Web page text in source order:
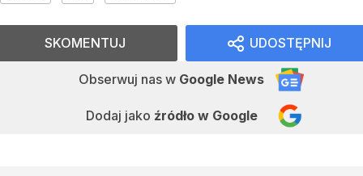
UDOSTĘPNIJ
Obserwuj nas w Google News
Dodaj jako źródło w Google
SKOMENTUJ